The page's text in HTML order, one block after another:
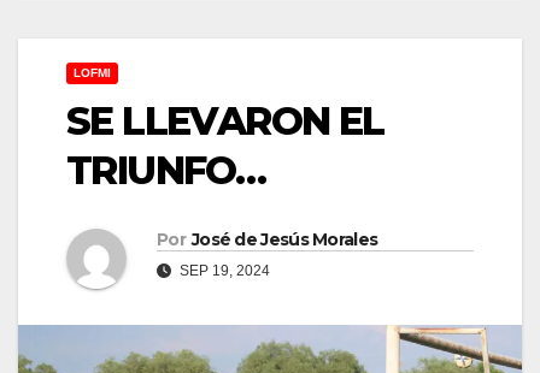
LOFMI
SE LLEVARON EL
TRIUNFO…
Por José de Jesús Morales
SEP 19, 2024